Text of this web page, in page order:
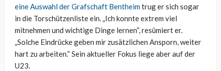
eine Auswahl der Grafschaft Bentheimtrug er sich sogar
in die Torschützenliste ein. „Ich konnte extrem viel
mitnehmen und wichtige Dinge lernen“, resümiert er.
„Solche Eindrücke geben mir zusätzlichen Ansporn, weiter
hart zu arbeiten.“ Sein aktueller Fokus liege aber auf der
U23.